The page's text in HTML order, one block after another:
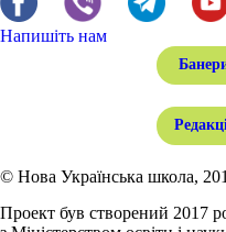
Напишіть нам
© Нова Українська школа,
Проект був створений 2017